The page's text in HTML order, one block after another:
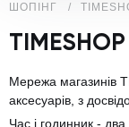
ШОПІНГ
TIMESHOP
Мережа магазинів
аксесуарів, з
Час і годинник -